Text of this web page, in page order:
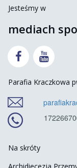
Jesteśmy w
mediach
 
Parafia Kraczkowa
Na skróty